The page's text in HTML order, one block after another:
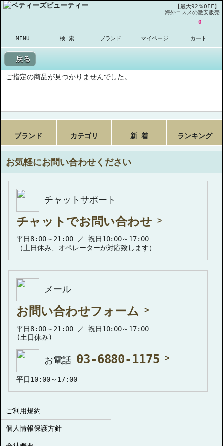
【最大92％OFF】
海外コスメの激安販売
MENU 検 索 ブランド マイページ
0
カート
戻る
ご指定の商品が見つかりませんでした。
ブランド カテゴリ 新 着 ランキング
お気軽にお問い合わせください
チャットサポート
チャットでお問い合わせ
平日8:00～21:00 ／ 祝日10:00～17:00
（土日休み、オペレーターが対応致します）
メール
お問い合わせフォーム
平日8:00～21:00 ／ 祝日10:00～17:00
(土日休み)
お電話 03-6880-1175
平日10:00～17:00
ご利用規約
個人情報保護方針